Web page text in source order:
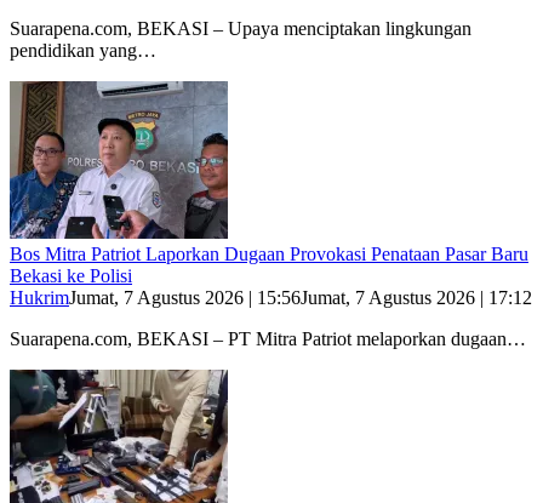
Suarapena.com, BEKASI – Upaya menciptakan lingkungan
pendidikan yang…
Bos Mitra Patriot Laporkan Dugaan Provokasi Penataan Pasar Baru
Bekasi ke Polisi
HukrimJumat, 7 Agustus 2026 | 15:56Jumat, 7 Agustus 2026 | 17:12
Suarapena.com, BEKASI – PT Mitra Patriot melaporkan dugaan…